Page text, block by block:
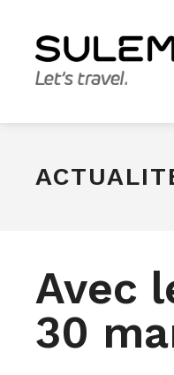
Avec
30